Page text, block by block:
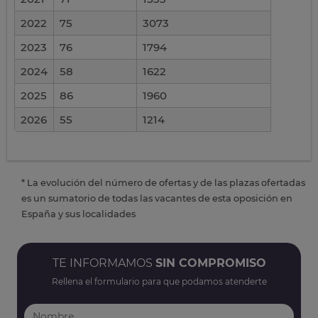
2022
75
3073
2023
76
1794
2024
58
1622
2025
86
1960
2026
55 1214
* La evolución del número de ofertas y de las plazas ofertadas
es un sumatorio de todas las vacantes de esta oposición en
España y sus localidades
TE INFORMAMOS SIN COMPROMISO
Rellena el formulario para que podamos atenderte